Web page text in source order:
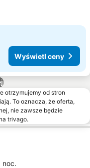
Wyświetl ceny
otrzymujemy od stron
To oznacza, że oferta,
nie zawsze będzie
trivago.
noc.